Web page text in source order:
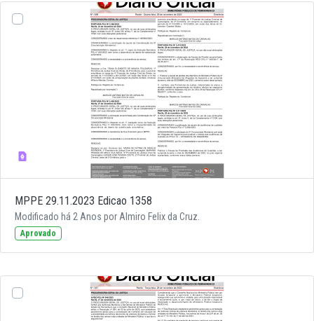
MPPE 29.11.2023 Edicao 1358
Modificado há 2 Anos por Almiro Felix da Cruz.
Aprovado